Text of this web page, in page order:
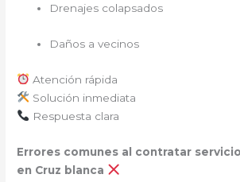
Drenajes colapsados
Daños a vecinos
Atención rápida
Solución inmediata
Respuesta clara
Errores comunes al contratar
en Cruz blanca